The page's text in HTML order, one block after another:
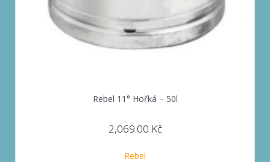
Rebel 11° Hořká – 50l
2,069.00 Kč
Rebel